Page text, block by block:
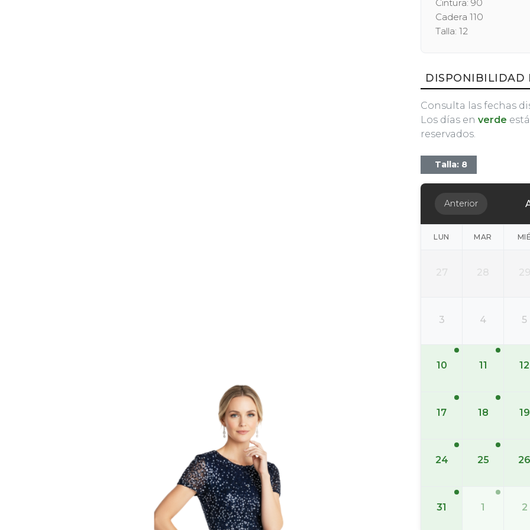
Cintura: 90
Cadera 110
Talla: 12
DISPONIBILIDAD
Consulta las fechas
Los días en verde
reservados.
Talla: 8
Anterior
LUN MAR
27 28 29
3 4 5
10 11 12
17 18 19
24 25 26
31 1 2